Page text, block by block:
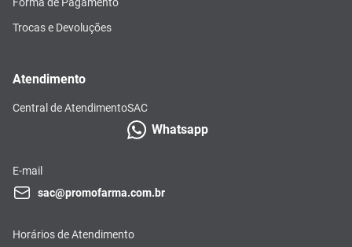
Trocas e Devoluções
Atendimento
Central de AtendimentoSAC
Whatsapp
E-mail
sac@promofarma.com.br
Horários de Atendimento